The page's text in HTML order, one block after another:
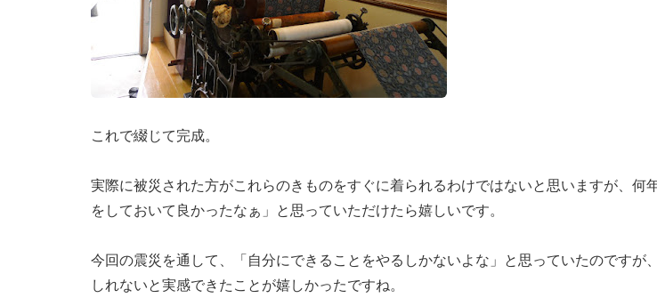
これで綴じて完成。
実際に被災された方がこれらのきものをすぐに着られるわけではないと思いますが、
をしておいて良かったなぁ」と思っていただけたら嬉しいです。
今回の震災を通して、「自分にできることをやるしかないよな」と思っていたのです
しれないと実感できたことが嬉しかったですね。